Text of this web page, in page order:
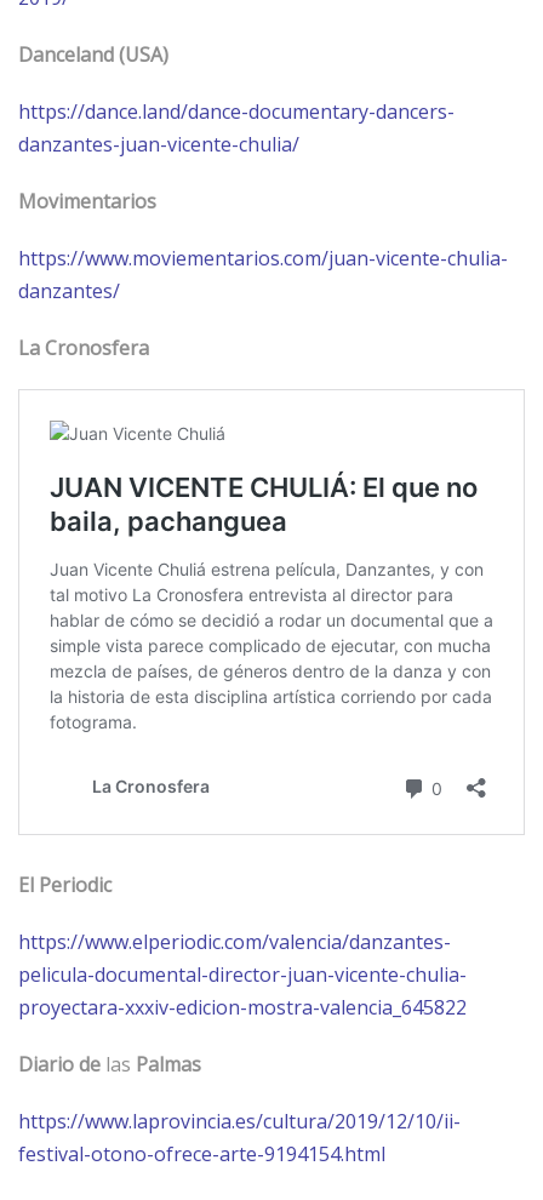
Danceland (USA)
https://dance.land/dance-documentary-dancers-
danzantes-juan-vicente-chulia/
Movimentarios
https://www.moviementarios.com/juan-vicente-chulia-
danzantes/
La Cronosfera
El Periodic
https://www.elperiodic.com/valencia/danzantes-
pelicula-documental-director-juan-vicente-chulia-
proyectara-xxxiv-edicion-mostra-valencia_645822
Diariode las Palmas
https://www.laprovincia.es/cultura/2019/12/10/ii-
festival-otono-ofrece-arte-9194154.html